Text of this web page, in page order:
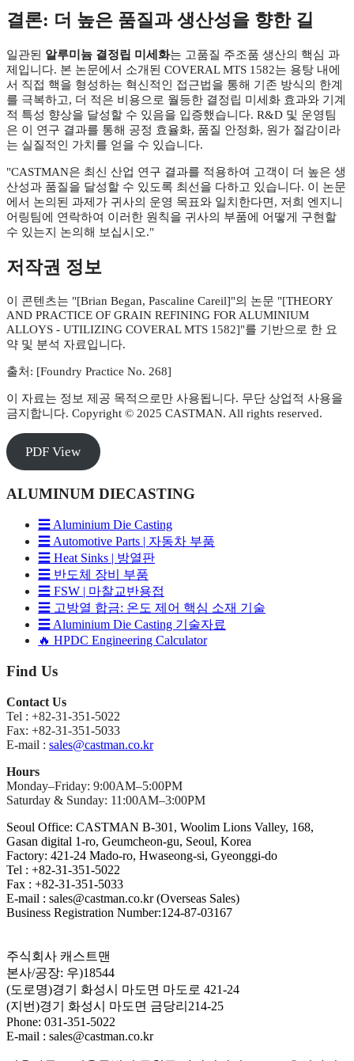
결론: 더 높은 품질과 생산성을 향한 길
일관된 알루미늄 결정립 미세화는 고품질 주조품 생산의 핵심 과
제입니다. 본 논문에서 소개된 COVERAL MTS 1582는 용탕 내에
서 직접 핵을 형성하는 혁신적인 접근법을 통해 기존 방식의 한계
를 극복하고, 더 적은 비용으로 월등한 결정립 미세화 효과와 기계
적 특성 향상을 달성할 수 있음을 입증했습니다. R&D 및 운영팀
은 이 연구 결과를 통해 공정 효율화, 품질 안정화, 원가 절감이라
는 실질적인 가치를 얻을 수 있습니다.
"CASTMAN은 최신 산업 연구 결과를 적용하여 고객이 더 높은 생
산성과 품질을 달성할 수 있도록 최선을 다하고 있습니다. 이 논문
에서 논의된 과제가 귀사의 운영 목표와 일치한다면, 저희 엔지니
어링팀에 연락하여 이러한 원칙을 귀사의 부품에 어떻게 구현할
수 있는지 논의해 보십시오."
저작권 정보
이 콘텐츠는 "[Brian Began, Pascaline Careil]"의 논문 "[THEORY
AND PRACTICE OF GRAIN REFINING FOR ALUMINIUM
ALLOYS - UTILIZING COVERAL MTS 1582]"를 기반으로 한 요
약 및 분석 자료입니다.
출처: [Foundry Practice No. 268]
이 자료는 정보 제공 목적으로만 사용됩니다. 무단 상업적 사용을
금지합니다. Copyright © 2025 CASTMAN. All rights reserved.
PDF View
ALUMINUM DIECASTING
☰ Aluminium Die Casting
☰ Automotive Parts | 자동차 부품
☰ Heat Sinks | 방열판
☰ 반도체 장비 부품
☰ FSW | 마찰교반용접
☰ 고방열 합금: 온도 제어 핵심 소재 기술
☰ Aluminium Die Casting 기술자료
🔥 HPDC Engineering Calculator
Find Us
Contact Us
Tel : +82-31-351-5022
Fax: +82-31-351-5033
E-mail : sales@castman.co.kr
Hours
Monday–Friday: 9:00AM–5:00PM
Saturday & Sunday: 11:00AM–3:00PM
Seoul Office: CASTMAN B-301, Woolim Lions Valley, 168,
Gasan digital 1-ro, Geumcheon-gu, Seoul, Korea
Factory: 421-24 Mado-ro, Hwaseong-si, Gyeonggi-do
Tel : +82-31-351-5022
Fax : +82-31-351-5033
E-mail : sales@castman.co.kr (Overseas Sales)
Business Registration Number:124-87-03167
주식회사 캐스트맨
본사/공장: 우)18544
(도로명)경기 화성시 마도면 마도로 421-24
(지번)경기 화성시 마도면 금당리214-25
Phone: 031-351-5022
E-mail : sales@castman.co.kr